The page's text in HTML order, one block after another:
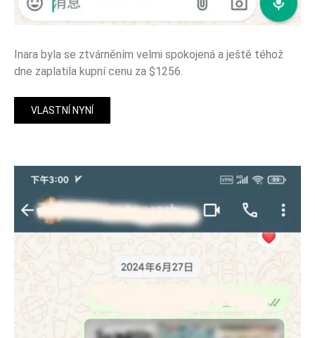
Inara byla se ztvárněním velmi spokojená a ještě téhož
dne zaplatila kupní cenu za $1256.
VLASTNÍ NYNÍ